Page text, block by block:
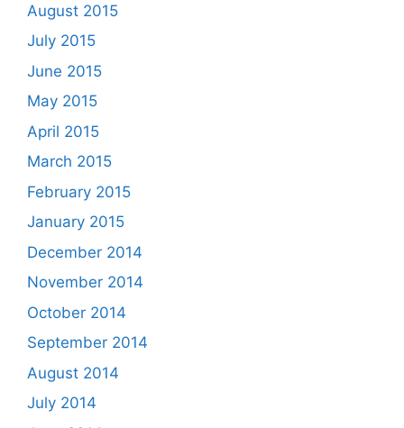
August 2015
July 2015
June 2015
May 2015
April 2015
March 2015
February 2015
January 2015
December 2014
November 2014
October 2014
September 2014
August 2014
July 2014